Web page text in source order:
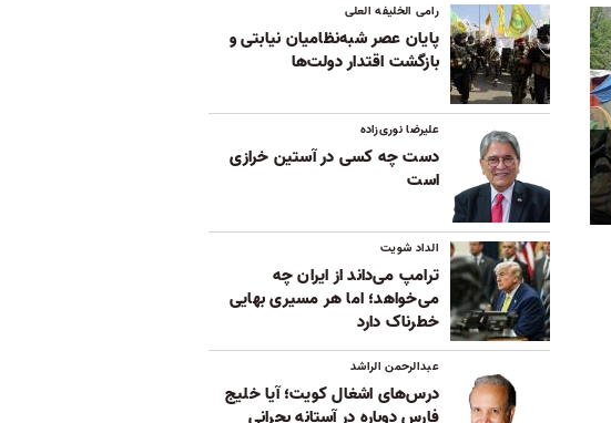
رامی الخلیفه العلی
پایان عصر شبه‌نظامیان نیابتی و
بازگشت اقتدار دولت‌ها
علیرضا نوری‌زاده
دست چه کسی در آستین خرازی
است
الداد شویت
ترامپ می‌داند از ایران چه
می‌خواهد؛ اما هر مسیری بهایی
خطرناک دارد
عبدالرحمن الراشد
درس‌های اشغال کویت؛ آیا خلیج